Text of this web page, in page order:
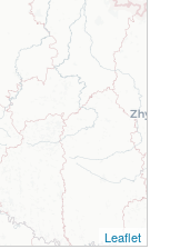
Leaflet